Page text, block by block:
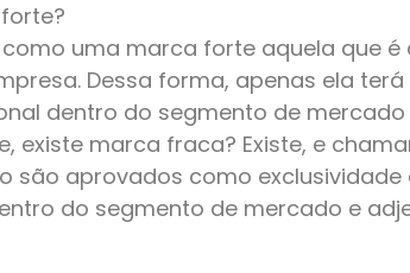
uma marca forte aquela que
Dessa forma, apenas ela
dentro do segmento de mercado
existe marca fraca? Existe, e
são aprovados como exclusividade
do segmento de mercado e